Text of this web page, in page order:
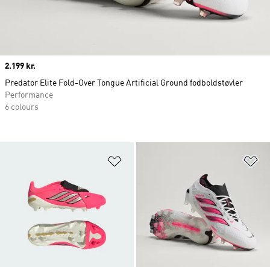
Price
2.199 kr.
Predator Elite Fold-Over Tongue Artificial Ground fodboldstøvler
Performance
6 colours